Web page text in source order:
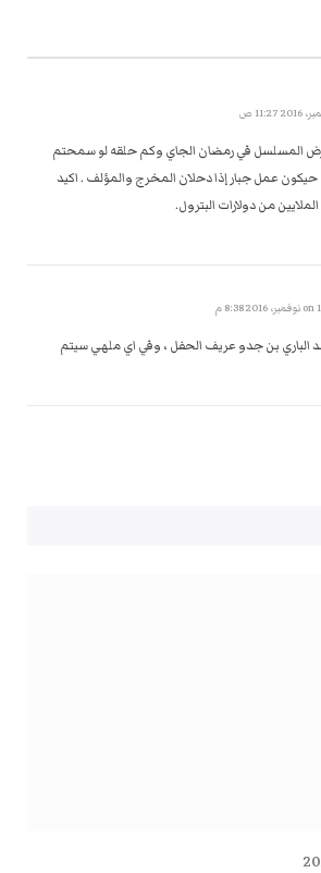
المسلسل في رمضان الجاي وكم حلقه لو سمحتم
عمل جبار إذا دحلان المخرج والمؤلف . اكيد
من دولارات البترول.
م
الباري بن جدو عريف الحفل ، وفي اي ملهي سيتم